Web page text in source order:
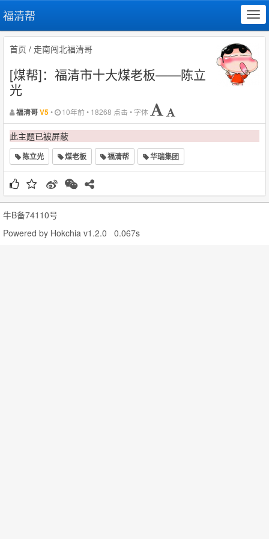
福清帮
首页 / 走南闯北福清哥
[煤帮]：福清市十大煤老板——陈立
光
福清哥V5 • 10年前 • 18268 点击 • 字体
此主题已被屏蔽
陈立光 煤老板 福清帮 华瑞集团
牛B备74110号
Powered by Hokchia v1.2.0 0.067s